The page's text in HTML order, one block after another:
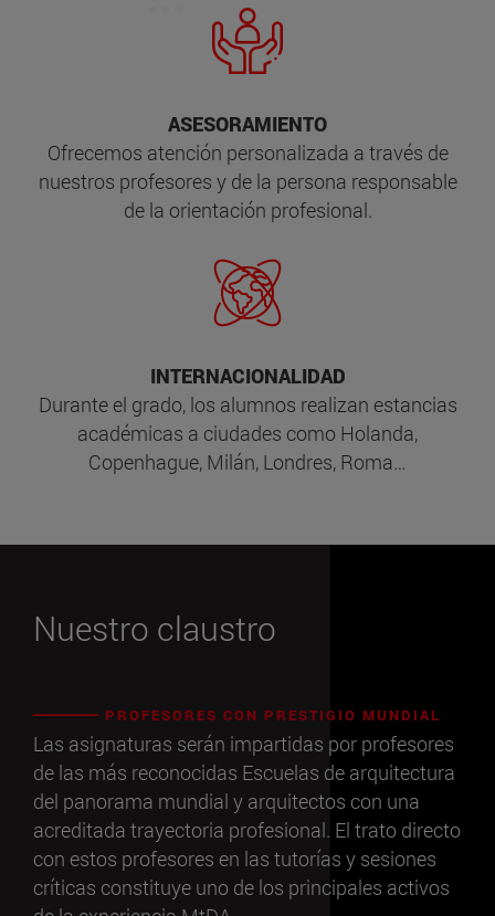
ASESORAMIENTO
Ofrecemos atención personalizada a través de
nuestros profesores y de la persona responsable
de la orientación profesional.
INTERNACIONALIDAD
Durante el grado, los alumnos realizan estancias
académicas a ciudades como Holanda,
Copenhague, Milán, Londres, Roma…
Nuestro claustro
PROFESORES CON PRESTIGIO MUNDIAL
Las asignaturas serán impartidas por profesores
de las más reconocidas Escuelas de arquitectura
del panorama mundial y arquitectos con una
acreditada trayectoria profesional. El trato directo
con estos profesores en las tutorías y sesiones
críticas constituye uno de los principales activos